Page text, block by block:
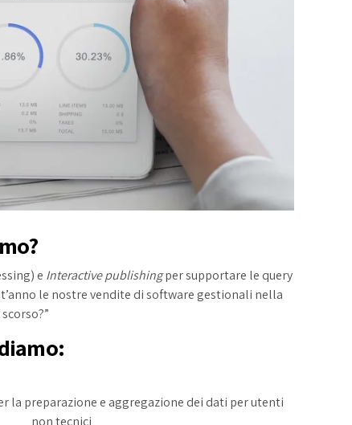
e Interactive publishingper supportare le query
le nostre vendite disoftware gestionali nella
la preparazione e aggregazione dei dati per utenti
non tecnici